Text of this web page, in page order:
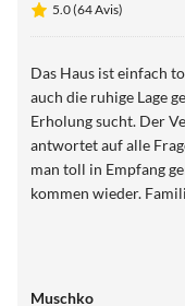
5.0 (64 Avis)
Das Haus ist einfach
auch die ruhige Lage
Erholung sucht. Der Vermieter ist super nett und
antwortet auf alle
man toll in Empfang
kommen wieder.
Muschko